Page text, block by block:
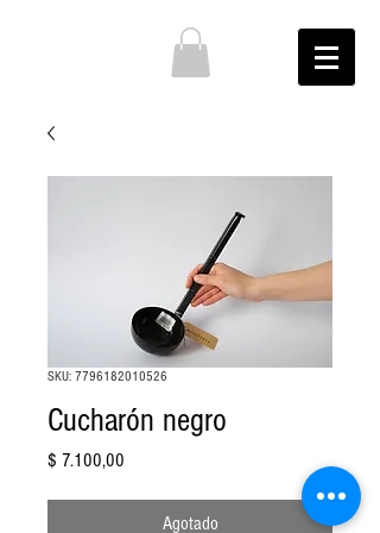
SKU: 7796182010526
Cucharón negro
$ 7.100,00
Agotado